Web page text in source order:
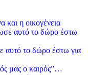
και η οικογένεια
αυτό το δώρο έστω για
μας ο καιρός”…